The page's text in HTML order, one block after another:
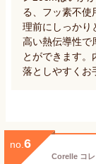
る、フッ素不使
理前にしっかり
高い熱伝導性で
とができます
落としやすくお
no. 6